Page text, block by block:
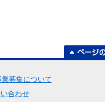
業募集について
合わせ